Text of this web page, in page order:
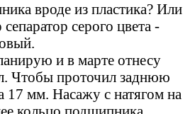
вроде из пластика? Или
серого цвета -
и в марте отнесу
Чтобы проточил заднюю
17 мм. Насажу с натягом на